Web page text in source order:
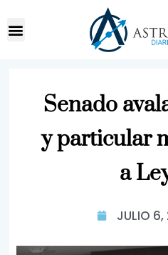
Senado
y particular
a
JULIO 6,